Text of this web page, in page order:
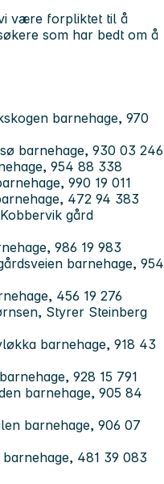
være forpliktet til å
som har bedt om å
barnehage, 970
barnehage, 930 03 246
954 88 338
990 19 011
472 94 383
gård
986 19 983
barnehage, 954
456 19 276
Styrer Steinberg
barnehage, 918 43
928 15 791
barnehage, 905 84
barnehage, 906 07
481 39 083